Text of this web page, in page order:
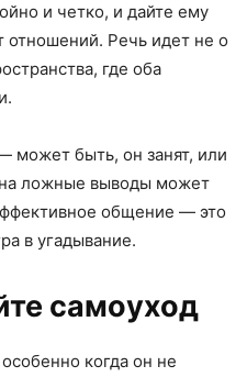
и четко, и дайте ему
отношений. Речь идет не о
где оба
может быть, он занят, или
ложные выводы может
общение — это
в угадывание.
самоуход
когда он не